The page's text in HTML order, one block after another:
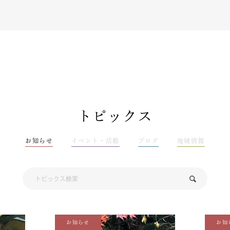
トピックス
お知らせ イベント・活動 ブログ 地域情報
お知らせ お知